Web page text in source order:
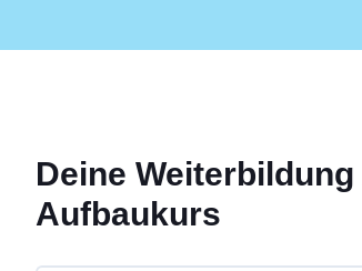
Deine Weiterbildung
Aufbaukurs